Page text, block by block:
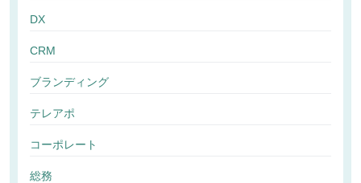
DX
CRM
ブランディング
テレアポ
コーポレート
総務